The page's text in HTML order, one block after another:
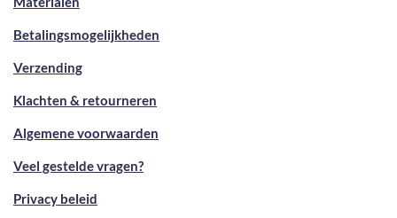
Betalingsmogelijkheden
Verzending
Klachten & retourneren
Algemene voorwaarden
Veel gestelde vragen?
Privacy beleid